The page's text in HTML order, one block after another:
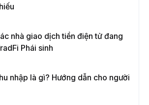
nhà giao dịch tiền điện tử đang
Phái sinh
nhập là gì? Hướng dẫn cho người